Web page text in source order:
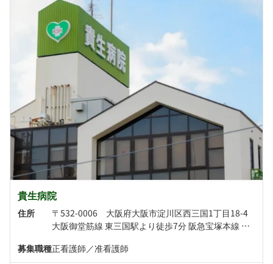
貴生病院
住所
〒532-0006 大阪府大阪市淀川区西三国1丁目18-4
大阪御堂筋線 東三国駅より徒歩7分 阪急宝塚本線 三国駅より徒歩13分
募集職種正看護師／准看護師